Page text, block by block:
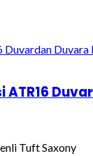
Tuft Saxony